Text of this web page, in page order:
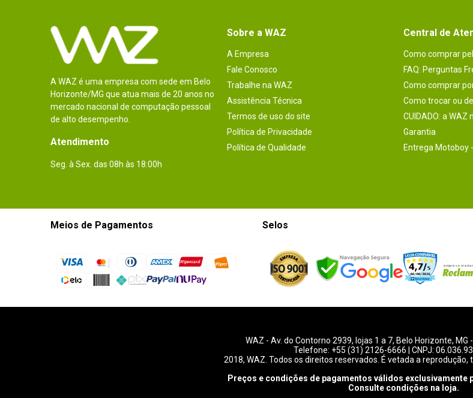
A WAZ é uma empresa com sede em Belo
Horizonte/MG que atua mais de 20 anos no
mercado nacional de computação pessoal
de alto desempenho.
Atendimento
Seg. à Sex. das 08h às 18:00h
Sobre a WAZ
A Empresa
Fale Conosco
Trabalhe na WAZ
Assistência Técnica
Termos de uso do site
Política de Privacidade
Política de Qualidade
Central de
Como comprar
FAQ: Perguntas
Como comprar
Como trocar ou
CUIDADO: a
Garantia
Entrega Motoboy
Meios de Pagamentos Selos
WAZ - Av. do Contorno 2939, lojas 1 a 7, Belo Horizonte, MG
Telefone: +55 (31) 2126-6666 | CNPJ:
2018, WAZ. Todos os direitos reservados. É vetada a reprodução,
Preços e condições de pagamentos válidos exclusivamente
Consulte condições na loja.